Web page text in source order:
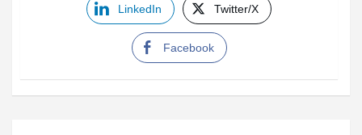
LinkedIn Twitter/X
Facebook